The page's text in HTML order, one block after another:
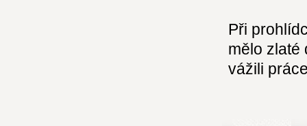
Při
mělo zlaté
vážili